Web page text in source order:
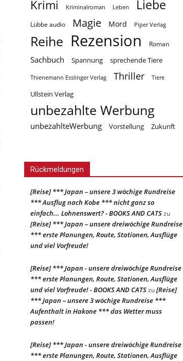
Krimi Kriminalroman Leben Liebe
Lübbe audio Magie Mord Piper Verlag
Reihe Rezension Roman
Sachbuch Spannung sprechende Tiere
Thienemann Esslinger Verlag Thriller Tiere
Ullstein Verlag
unbezahlte Werbung
unbezahlteWerbung Vorstellung Zukunft
Rückmeldungen
[Reise] *** Japan – unsere 3 wöchige Rundreise
*** Ausflug nach Kobe *** nicht ganz so
einfach... Lohnenswert? - BOOKS AND CATSzu
[Reise] *** Japan – unsere dreiwöchige Rundreise
*** erste Planungen, Route, Stationen, Ausflüge
und viel Vorfreude!
[Reise] *** Japan - unsere dreiwöchige Rundreise
*** erste Planungen, Route, Stationen, Ausflüge
und viel Vorfreude! - BOOKS AND CATSzu[Reise]
*** Japan – unsere 3 wöchige Rundreise ***
Aufenthalt in Hakone *** das Wetter muss
passen!
[Reise] *** Japan - unsere dreiwöchige Rundreise
*** erste Planungen, Route, Stationen, Ausflüge